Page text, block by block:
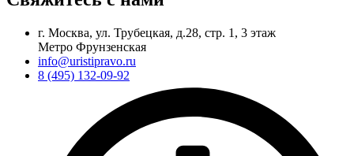
г. Москва, ул. Трубецкая, д.28, стр. 1, 3 этаж
Метро Фрунзенская
info@uristipravo.ru
8 (495) 132-09-92